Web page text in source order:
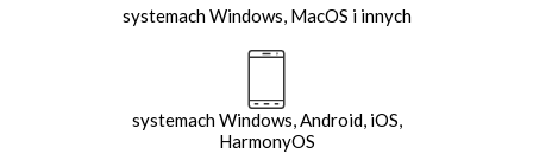
systemach Windows, MacOS i innych
systemach Windows, Android, iOS,
HarmonyOS